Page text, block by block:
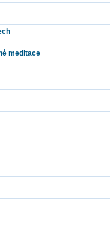
meditace